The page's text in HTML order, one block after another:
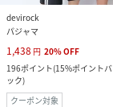
devirock
パジャマ
1,438 円 20%OFF
196ポイント(15%ポイントバ
ック)
クーポン対象